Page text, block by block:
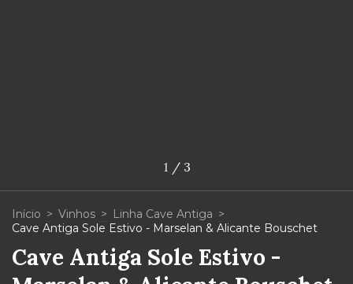
1 / 3
Início > Vinhos > Linha Cave Antiga >
Cave Antiga Sole Estivo - Marselan & Alicante Bouschet
Cave Antiga Sole Estivo -